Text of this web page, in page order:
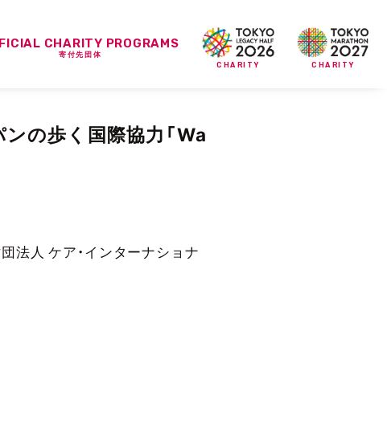
CHARITY PROGRAMS
寄付先団体
CHARITY CHARITY
の歩く国際協力「Wa
法人 ケア・インターナショナ